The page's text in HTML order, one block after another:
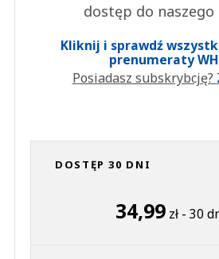
dostęp do
Kliknij i sprawdź
prenumeraty
Posiadasz subskrybcję?
DOSTĘP 30 DNI
34,99 zł - 30